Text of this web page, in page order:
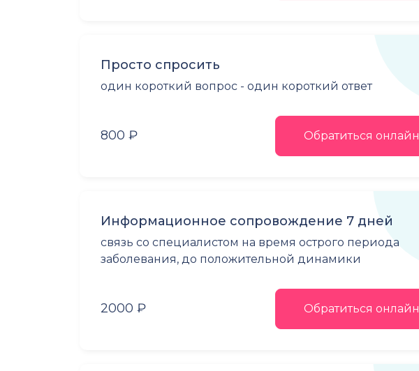
Просто спросить
один короткий вопрос - один короткий ответ
800 ₽ Обратиться онлайн
Информационное сопровождение 7 дней
связь со специалистом на время острого периода
заболевания, до положительной динамики
2000 ₽ Обратиться онлайн